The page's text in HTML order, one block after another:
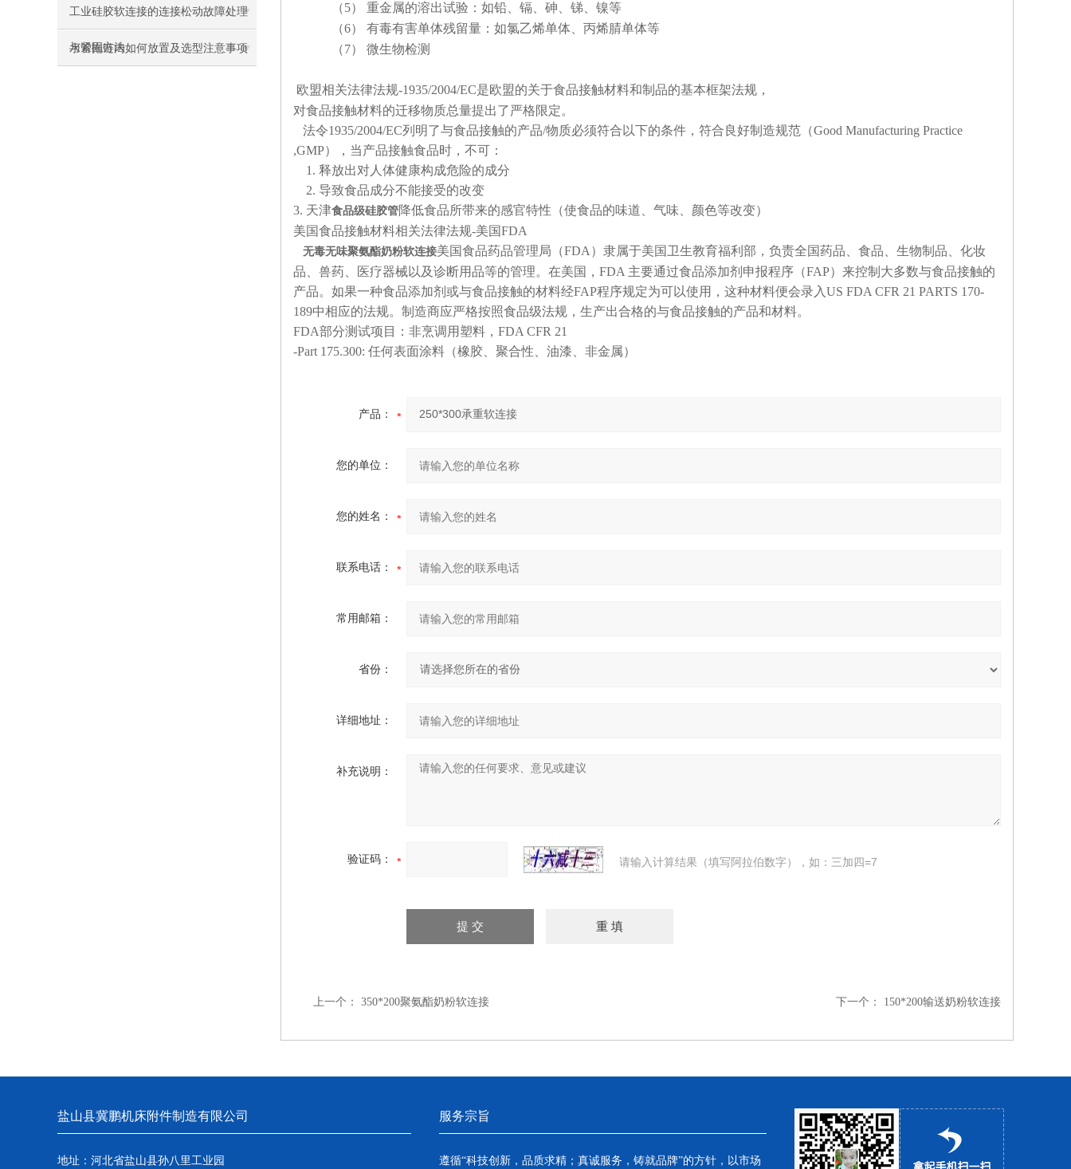
工业硅胶软连接的连接松动故障处理
与紧固方法
水管拖链内如何放置及选型注意事项
（5）
重金属的溶出试验：如铅、镉、砷、锑、镍等
（6）
有毒有害单体残留量：如氯乙烯单体、丙烯腈单体等
（7） 微生物检测
欧盟相关法律法规-1935/2004/EC是欧盟的关于食品接触材料和制品的基本框架法规，
对食品接触材料的迁移物质总量提出了严格限定。
法令1935/2004/EC列明了与食品接触的产品/物质必须符合以下的条件，符合良好制造规范（Good Manufacturing Practice
,GMP），当产品接触食品时，不可：
1. 释放出对人体健康构成危险的成分
2. 导致食品成分不能接受的改变
3. 天津食品级硅胶管降低食品所带来的感官特性（使食品的味道、气味、颜色等改变）
美国食品接触材料相关法律法规-美国FDA
无毒无味聚氨酯奶粉软连接美国食品药品管理局（FDA）隶属于美国卫生教育福利部，负责全国药品、食品、生物制品、化妆
品、兽药、医疗器械以及诊断用品等的管理。在美国，FDA 主要通过食品添加剂申报程序（FAP）来控制大多数与食品接触的
产品。如果一种食品添加剂或与食品接触的材料经FAP程序规定为可以使用，这种材料便会录入US FDA CFR 21 PARTS 170-
189中相应的法规。制造商应严格按照食品级法规，生产出合格的与食品接触的产品和材料。
FDA部分测试项目：非烹调用塑料，FDA CFR 21
-Part 175.300: 任何表面涂料（橡胶、聚合性、油漆、非金属）
产品：
您的单位：
您的姓名：
联系电话：
常用邮箱：
省份：
详细地址：
补充说明：
验证码： 请输入计算结果（填写阿拉伯数字），如：三加四=7
上一个： 350*200聚氨酯奶粉软连接 下一个： 150*200输送奶粉软连接
盐山县冀鹏机床附件制造有限公司
地址：河北省盐山县孙八里工业园
服务宗旨
遵循“科技创新，品质求精；真诚服务，铸就品牌”的方针，以市场